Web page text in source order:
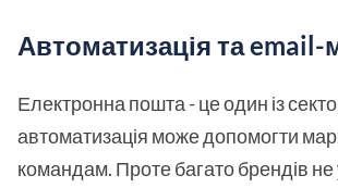
Автоматизація та email-
Електронна пошта - це один із
автоматизація може допомогти
командам. Проте багато брендів